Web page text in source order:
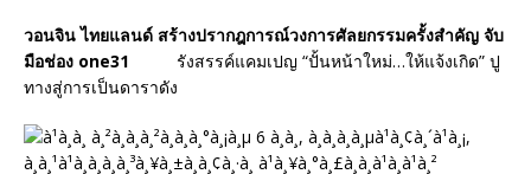
วอนจิน ไทยแลนด์ สร้างปรากฎการณ์วงการศัลยกรรมครั้งสำคัญ จับ
มือช่อง one31
รังสรรค์แคมเปญ “ปั้นหน้าใหม่…ให้แจ้งเกิด” ปู
ทางสู่การเป็นดาราดัง